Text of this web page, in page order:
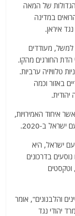
של המאה
במדינה
איראן.
למשל, מעודדים
הדת החורגים מהקו.
טלוויזיה ערביות.
באזור וכמה
איחוד האמירויות,
ב-2020.
ישראל, היא
בדרכונים
וטקסטים
והלבנונים", אומר
יהודי נגד